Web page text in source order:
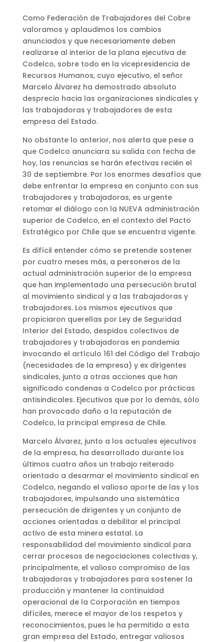
Como Federación de Trabajadores del Cobre
valoramos y aplaudimos los cambios
anunciados y que necesariamente deben
realizarse al interior de la plana ejecutiva de
Codelco, sobre todo en la vicepresidencia de
Recursos Humanos, cuyo ejecutivo, el señor
Marcelo Álvarez ha demostrado absoluto
desprecio hacia las organizaciones sindicales y
las trabajadoras y trabajadores de esta
empresa del Estado.
No obstante lo anterior, nos alerta que pese a
que Codelco anunciara su salida con fecha de
hoy, las renuncias se harán efectivas recién el
30 de septiembre. Por los enormes desafíos que
debe enfrentar la empresa en conjunto con sus
trabajadores y trabajadoras, es urgente
retomar el diálogo con la NUEVA administración
superior de Codelco, en el contexto del Pacto
Estratégico por Chile que se encuentra vigente.
Es difícil entender cómo se pretende sostener
por cuatro meses más, a personeros de la
actual administración superior de la empresa
que han implementado una persecución brutal
al movimiento sindical y a las trabajadoras y
trabajadores. Los mismos ejecutivos que
propiciaron querellas por Ley de Seguridad
Interior del Estado, despidos colectivos de
trabajadores y trabajadoras en pandemia
invocando el artículo 161 del Código del Trabajo
(necesidades de la empresa) y ex dirigentes
sindicales, junto a otras acciones que han
significado condenas a Codelco por prácticas
antisindicales. Ejecutivos que por lo demás, sólo
han provocado daño a la reputación de
Codelco, la principal empresa de Chile.
Marcelo Álvarez, junto a los actuales ejecutivos
de la empresa, ha desarrollado durante los
últimos cuatro años un trabajo reiterado
orientado a desarmar el movimiento sindical en
Codelco, negando el valioso aporte de las y los
trabajadores, impulsando una sistemática
persecución de dirigentes y un conjunto de
acciones orientadas a debilitar el principal
activo de esta minera estatal. La
responsabilidad del movimiento sindical para
cerrar procesos de negociaciones colectivas y,
principalmente, el valioso compromiso de las
trabajadoras y trabajadores para sostener la
producción y mantener la continuidad
operacional de la Corporación en tiempos
difíciles, merece el mayor de los respetos y
reconocimientos, pues le ha permitido a esta
gran empresa del Estado, entregar valiosos